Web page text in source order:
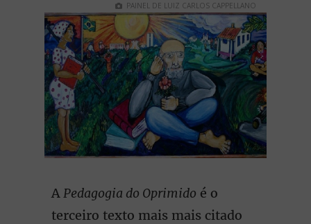
PAINEL DE LUIZ CARLOS CAPPELLANO
APedagogia do Oprimido é o
terceiro texto mais mais citado